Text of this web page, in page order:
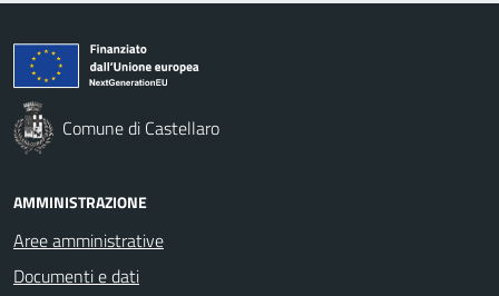
Comune di Castellaro
AMMINISTRAZIONE
Aree amministrative
Documenti e dati